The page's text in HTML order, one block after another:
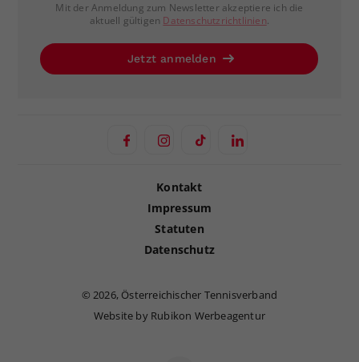
Mit der Anmeldung zum Newsletter akzeptiere ich die
aktuell gültigen Datenschutzrichtlinien.
Jetzt anmelden
Kontakt
Impressum
Statuten
Datenschutz
©2026, Österreichischer Tennisverband
Website by Rubikon Werbeagentur